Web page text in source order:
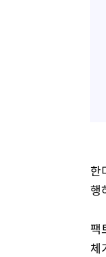
한
행
팩
체